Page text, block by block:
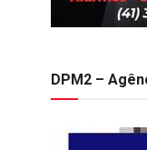
DPM2 –